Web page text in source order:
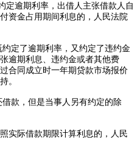
逾期利率，出借人主张借款人自
资金占用期间利息的，人民法院
定了逾期利率，又约定了违约金
逾期利息、违约金或者其他费
合同成立时一年期贷款市场报价
。
款，但是当事人另有约定的除
际借款期限计算利息的，人民